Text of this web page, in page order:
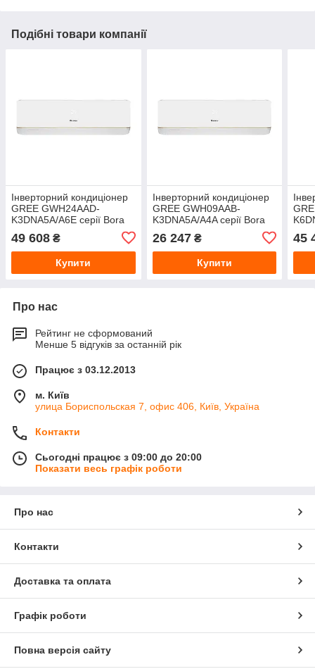
Подібні товари компанії
Інверторний кондиціонер
GREE GWH24AAD-
K3DNA5A/A6E серії Bora
49 608 ₴
Купити
Інверторний кондиціонер
GREE GWH09AAB-
K3DNA5A/A4A серії Bora
26 247₴
Купити
45
Про нас
Рейтинг не сформований
Менше 5 відгуків за останній рік
Працює з 03.12.2013
м. Київ
улица Бориспольская 7, офис 406, Київ, Україна
Контакти
Сьогодні працює з 09:00 до 20:00
Показати весь графік роботи
Про нас
Контакти
Доставка та оплата
Графік роботи
Повна версія сайту